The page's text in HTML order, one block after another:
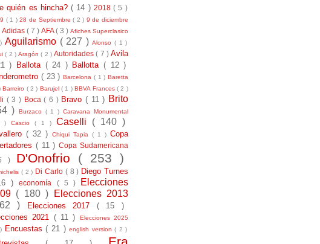
quién es hincha?( 14 ) 2018( 5 )
( 1 )28 de Septiembre( 2 ) 9 de diciembre
Adidas ( 7 ) AFA( 3 ) Afiches Superclasico
Aguilarismo ( 227 )Alonso( 1 )
( 2 ) Aragón( 2 ) Autoridades( 7 ) Avila
)
Ballota ( 24 ) Ballotta( 12 )
( 23 ) Barcelona ( 1 ) Baretta
Barreiro ( 2 ) Barujel ( 1 )BBVA Frances ( 2 )
( 3 ) Boca( 6 ) Bravo( 11 ) Brito
)
Burzaco ( 1 )Caravana Monumental
) Cascio ( 1 ) Caselli ( 140 )
( 32 ) Chiqui Tapia ( 1 ) Copa
( 11 )Copa Sudamericana
) D'Onofrio ( 253 )
( 2 ) Di Carlo ( 8 ) Diego Turnes
)economía ( 5 )
Elecciones
( 180 )
Elecciones 2013
)
Elecciones 2017 ( 15 )
2021 ( 11 )
Elecciones 2025
Encuestas( 21 )english version( 2 )
Era